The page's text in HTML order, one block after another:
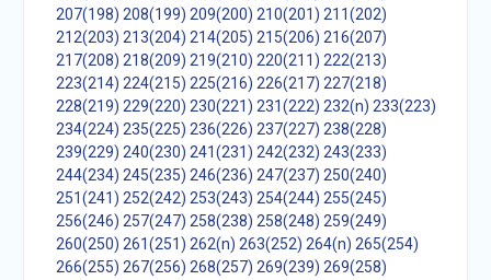
207(198) 208(199) 209(200) 210(201) 211(202)
212(203) 213(204) 214(205) 215(206) 216(207)
217(208) 218(209) 219(210) 220(211) 222(213)
223(214) 224(215) 225(216) 226(217) 227(218)
228(219) 229(220) 230(221) 231(222) 232(n) 233(223)
234(224) 235(225) 236(226) 237(227) 238(228)
239(229) 240(230) 241(231) 242(232) 243(233)
244(234) 245(235) 246(236) 247(237) 250(240)
251(241) 252(242) 253(243) 254(244) 255(245)
256(246) 257(247) 258(238) 258(248) 259(249)
260(250) 261(251) 262(n) 263(252) 264(n) 265(254)
266(255) 267(256) 268(257) 269(239) 269(258)